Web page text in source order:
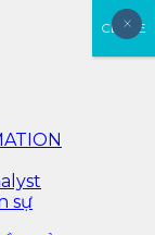
Insight Data
& AI chuyên
– chứng khoán
cá nhân hóa
sự
×
CLOSE
×